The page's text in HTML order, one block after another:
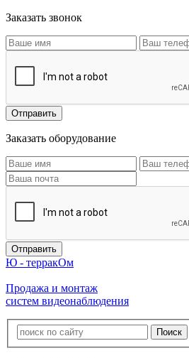
Заказать звонок
Заказать оборудование
Ю - терракОм
Продажа и монтаж
систем видеонаблюдения